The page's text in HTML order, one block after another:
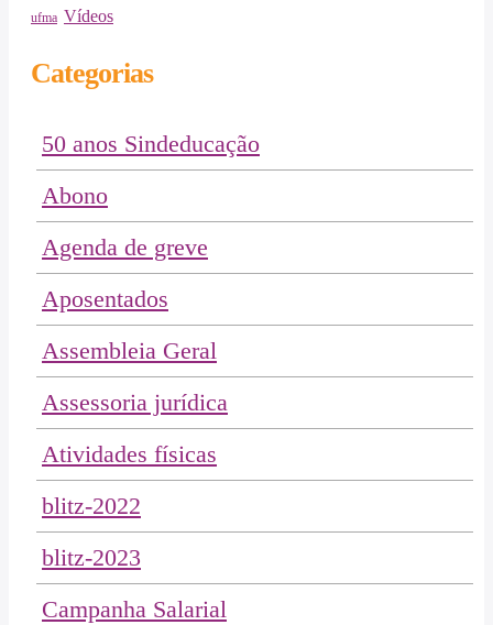
ufma Vídeos
Categorias
50 anos Sindeducação
Abono
Agenda de greve
Aposentados
Assembleia Geral
Assessoria jurídica
Atividades físicas
blitz-2022
blitz-2023
Campanha Salarial